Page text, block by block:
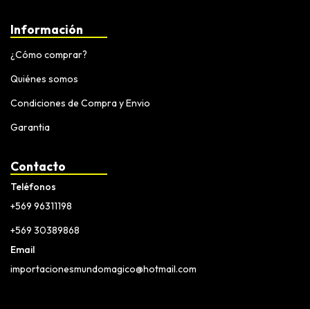
Información
¿Cómo comprar?
Quiénes somos
Condiciones de Compra y Envio
Garantia
Contacto
Teléfonos
+569 96311198
+569 30389868
Email
importacionesmundomagico@hotmail.com